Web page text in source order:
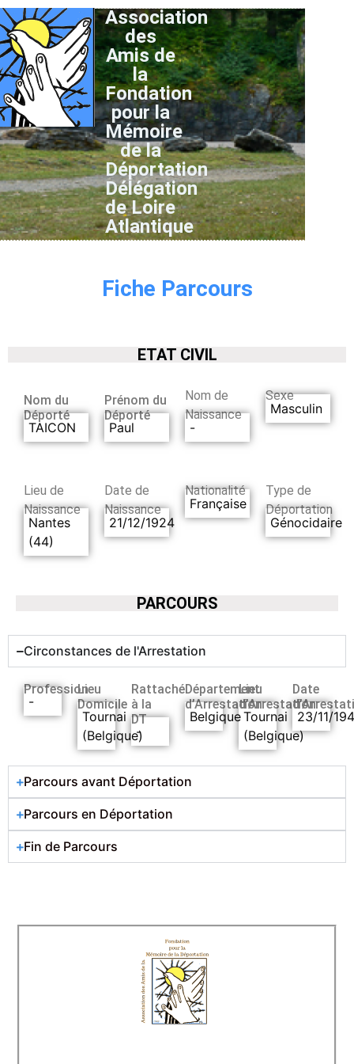
Association
des
Amis de
la
Fondation
pour la
Mémoire
de la
Déportation
Délégation
de Loire
Atlantique
Fiche Parcours
ETAT CIVIL
Nom du
Déporté
TAICON
Prénom du
Déporté
Paul
Nom de
Naissance
-
Sexe
Masculin
Lieu de
Naissance
Nantes
(44)
Date de
Naissance
21/12/1924
Nationalité
Française
Type de
Déportation
Génocidaire
PARCOURS
Circonstances de l'Arrestation
Profession
-
Lieu
Domicile
Tournai
(Belgique)
Rattaché
à la
DT
-
Département
d’Arrestation
Belgique
Lieu
d’Arrestation
Tournai
(Belgique)
Date
23/11/
Parcours avant Déportation
Parcours en Déportation
Fin de Parcours